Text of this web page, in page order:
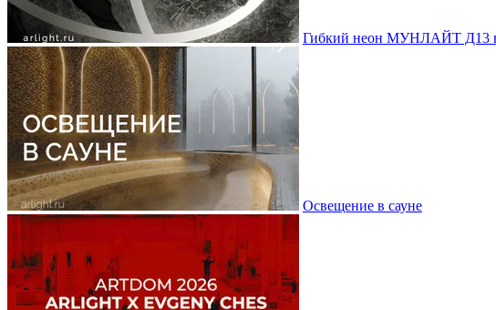
Гибкий неон МУНЛАЙТ Д13 в
Освещение в сауне